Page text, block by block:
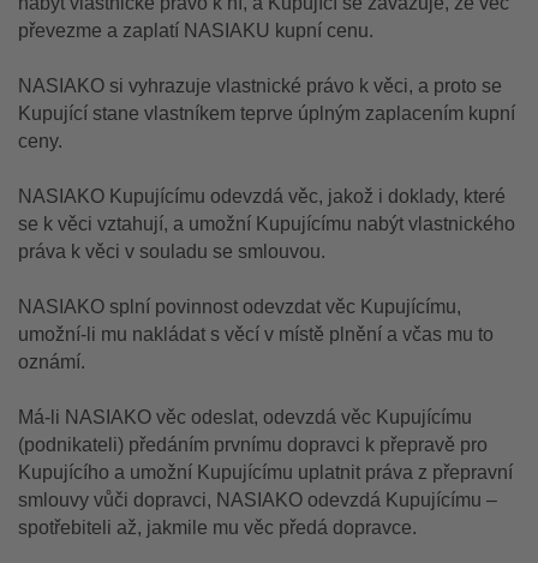
převezme a zaplatí NASIAKU kupní cenu.
NASIAKO si vyhrazuje vlastnické právo k věci, a proto se
Kupující stane vlastníkem teprve úplným zaplacením kupní
ceny.
NASIAKO Kupujícímu odevzdá věc, jakož i doklady, které
se k věci vztahují, a umožní Kupujícímu nabýt vlastnického
práva k věci v souladu se smlouvou.
NASIAKO splní povinnost odevzdat věc Kupujícímu,
umožní-li mu nakládat s věcí v místě plnění a včas mu to
oznámí.
Má-li NASIAKO věc odeslat, odevzdá věc Kupujícímu
(podnikateli) předáním prvnímu dopravci k přepravě pro
Kupujícího a umožní Kupujícímu uplatnit práva z přepravní
smlouvy vůči dopravci, NASIAKO odevzdá Kupujícímu –
spotřebiteli až, jakmile mu věc předá dopravce.